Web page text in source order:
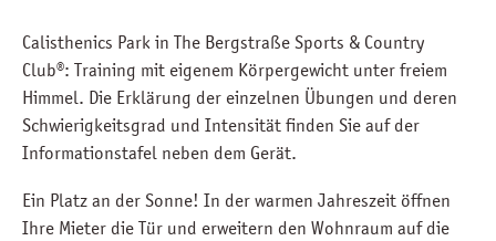
Calisthenics Park in The Bergstraße Sports & Country
Club®: Training mit eigenem Körpergewicht unter freiem
Himmel. Die Erklärung der einzelnen Übungen und deren
Schwierigkeitsgrad und Intensität finden Sie auf der
Informationstafel neben dem Gerät.
Ein Platz an der Sonne! In der warmen Jahreszeit öffnen
Ihre Mieter die Tür und erweitern den Wohnraum auf die